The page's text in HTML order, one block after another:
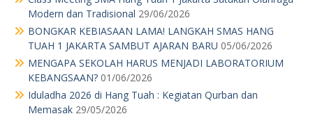
Modern dan Tradisional 29/06/2026
BONGKAR KEBIASAAN LAMA! LANGKAH SMAS HANG
TUAH 1 JAKARTA SAMBUT AJARAN BARU 05/06/2026
MENGAPA SEKOLAH HARUS MENJADI LABORATORIUM
KEBANGSAAN? 01/06/2026
Iduladha 2026 di Hang Tuah : Kegiatan Qurban dan
Memasak 29/05/2026